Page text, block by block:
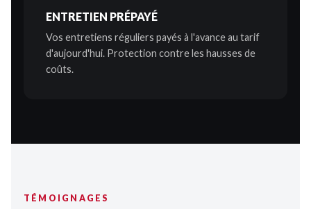
ENTRETIEN PRÉPAYÉ
Vos entretiens réguliers payés à l'avance au tarif
d'aujourd'hui. Protection contre les hausses de
coûts.
TÉMOIGNAGES